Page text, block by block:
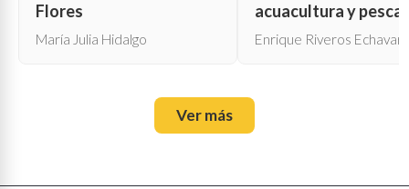
Flores
María Julia Hidalgo
acuacultura y pesca
Enrique Riveros
Ver más